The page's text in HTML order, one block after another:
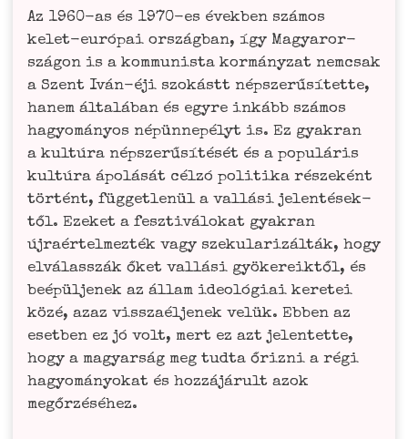
Az 1960-as és 1970-es évek­ben szá­mos
kelet-euró­pai ország­ban, így Magyar­or­
szá­gon is a kom­mu­nis­ta kor­má­ny­zat nemc­sak
a Szent Iván-éji szo­kástt népszerű­sí­tet­te,
hanem általá­ban és egy­re inkább szá­mos
hagyomá­n­y­os népün­ne­pé­lyt is. Ez gya­kran
a kul­túra népszerű­sí­té­sét és a populá­ris
kul­túra ápolá­sát cél­zó poli­ti­ka rés­zeként
tör­tént, füg­get­le­nül a val­lá­si jelen­té­sek­
től. Eze­ket a fesz­ti­vá­lo­kat gya­kran
újraértel­mez­ték vagy sze­ku­la­ri­zál­ták, hogy
elvá­lass­zák őket val­lá­si gyö­ke­reik­től, és
beépül­je­nek az állam ideoló­gi­ai kere­tei
közé, azaz viss­zaél­je­nek velük. Ebben az
eset­ben ez jó volt, mert ez azt jelen­tet­te,
hogy a magyar­ság meg tud­ta őriz­ni a régi
hagyomá­n­yo­kat és hoz­zá­já­rult azok
megőrzéséhez.